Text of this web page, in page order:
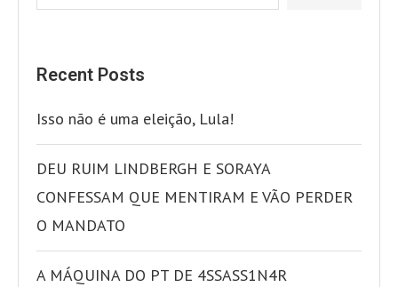
Recent Posts
Isso não é uma eleição, Lula!
DEU RUIM LINDBERGH E SORAYA
CONFESSAM QUE MENTIRAM E VÃO PERDER
O MANDATO
A MÁQUINA DO PT DE 4SSASS1N4R